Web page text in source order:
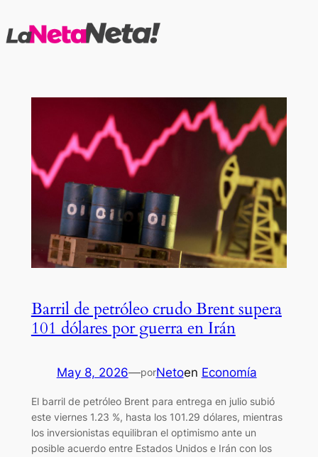
al
Barril de petróleo crudo Brent supera
101 dólares por guerra en Irán
May 8, 2026—porNetoen Economía
El barril de petróleo Brent para entrega en julio subió
este viernes 1.23 %, hasta los 101.29 dólares, mientras
los inversionistas equilibran el optimismo ante un
posible acuerdo entre Estados Unidos e Irán con los